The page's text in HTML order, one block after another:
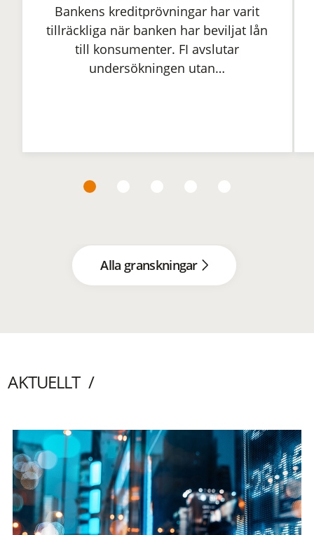
Bankens kreditprövningar har varit
tillräckliga när banken har beviljat lån
till konsumenter. FI avslutar
undersökningen utan…
Alla granskningar
AKTUELLT